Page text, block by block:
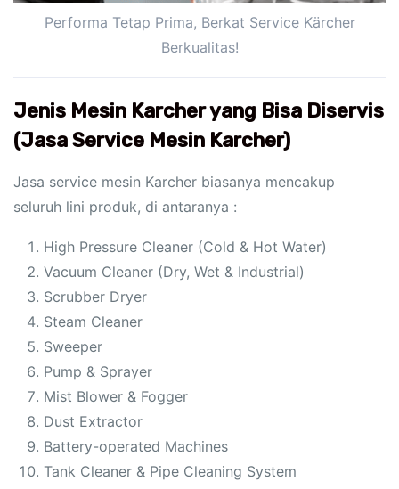
Performa Tetap Prima, Berkat Service Kärcher
Berkualitas!
Jenis Mesin Karcher yang Bisa Diservis
(Jasa Service Mesin Karcher)
Jasa service mesin Karcher biasanya mencakup
seluruh lini produk, di antaranya :
High Pressure Cleaner (Cold & Hot Water)
Vacuum Cleaner (Dry, Wet & Industrial)
Scrubber Dryer
Steam Cleaner
Sweeper
Pump & Sprayer
Mist Blower & Fogger
Dust Extractor
Battery-operated Machines
Tank Cleaner & Pipe Cleaning System